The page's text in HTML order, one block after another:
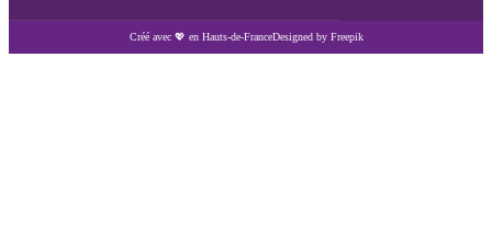
Créé avec 💖 en Hauts-de-FranceDesigned by Freepik